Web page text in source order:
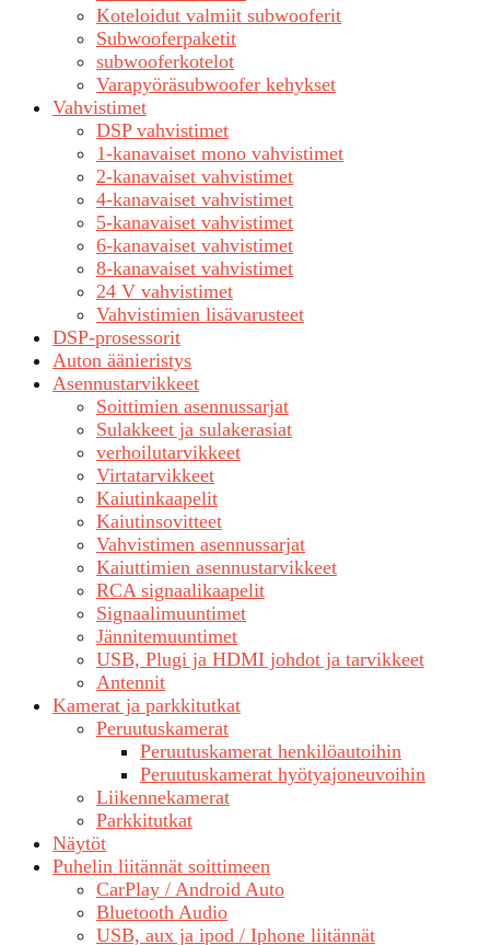
Koteloidut valmiit subwooferit
Subwooferpaketit
subwooferkotelot
Varapyöräsubwoofer kehykset
Vahvistimet
DSP vahvistimet
1-kanavaiset mono vahvistimet
2-kanavaiset vahvistimet
4-kanavaiset vahvistimet
5-kanavaiset vahvistimet
6-kanavaiset vahvistimet
8-kanavaiset vahvistimet
24 V vahvistimet
Vahvistimien lisävarusteet
DSP-prosessorit
Auton äänieristys
Asennustarvikkeet
Soittimien asennussarjat
Sulakkeet ja sulakerasiat
verhoilutarvikkeet
Virtatarvikkeet
Kaiutinkaapelit
Kaiutinsovitteet
Vahvistimen asennussarjat
Kaiuttimien asennustarvikkeet
RCA signaalikaapelit
Signaalimuuntimet
Jännitemuuntimet
USB, Plugi ja HDMI johdot ja tarvikkeet
Antennit
Kamerat ja parkkitutkat
Peruutuskamerat
Peruutuskamerat henkilöautoihin
Peruutuskamerat hyötyajoneuvoihin
Liikennekamerat
Parkkitutkat
Näytöt
Puhelin liitännät soittimeen
CarPlay / Android Auto
Bluetooth Audio
USB, aux ja ipod / Iphone liitännät